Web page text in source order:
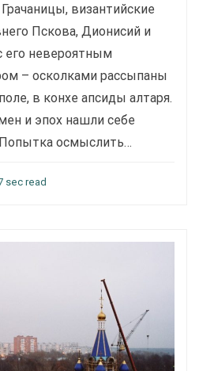
византийские
Пскова, Дионисий и
его невероятным
– осколками рассыпаны
в конхе апсиды алтаря.
и эпох нашли себе
осмыслить…
sec read